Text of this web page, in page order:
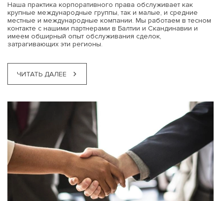
Наша практика корпоративного права обслуживает как
крупные международные группы, так и малые, и средние
местные и международные компании. Мы работаем в тесном
контакте с нашими партнерами в Балтии и Скандинавии и
имеем обширный опыт обслуживания сделок,
затрагивающих эти регионы.
ЧИТАТЬ ДАЛЕЕ